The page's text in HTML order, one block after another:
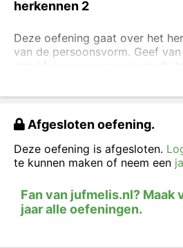
herkennen 2
Deze oefening gaat over het
van de persoonsvorm. Geef
aan of
in de
werkwoordstijden
Geef aan of de persoonsvorm
tijd of in de verleden tijd staat.
Afgesloten oefening.
Deze oefening is afgesloten.
te kunnen maken of neem een
Fan van jufmelis.nl? Maak
jaar alle oefeningen.